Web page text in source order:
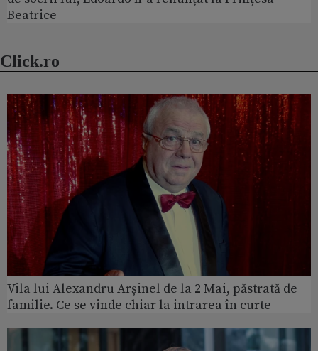
Beatrice
Click.ro
Vila lui Alexandru Arșinel de la 2 Mai, păstrată de
familie. Ce se vinde chiar la intrarea în curte